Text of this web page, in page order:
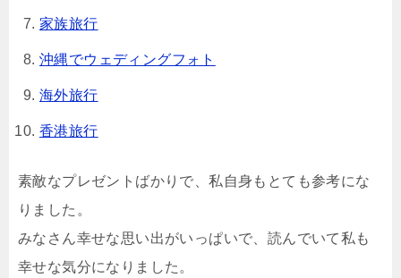
家族旅行
沖縄でウェディングフォト
海外旅行
香港旅行
素敵なプレゼントばかりで、私自身もとても参考にな
りました。
みなさん幸せな思い出がいっぱいで、読んでいて私も
幸せな気分になりました。